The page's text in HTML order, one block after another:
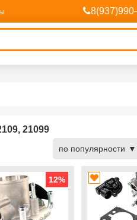
21099
по популярности
12%